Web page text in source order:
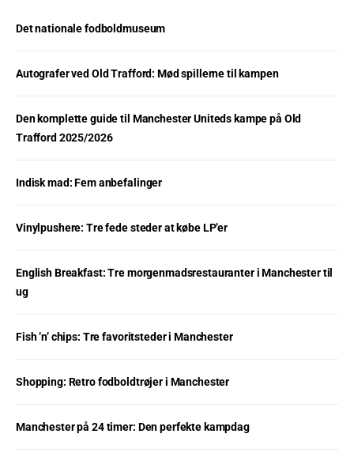
Det nationale fodboldmuseum
Autografer ved Old Trafford: Mød spillerne til kampen
Den komplette guide til Manchester Uniteds kampe på Old
Trafford 2025/2026
Indisk mad: Fem anbefalinger
Vinylpushere: Tre fede steder at købe LP’er
English Breakfast: Tre morgenmadsrestauranter i Manchester til
ug
Fish ’n’ chips: Tre favoritsteder i Manchester
Shopping: Retro fodboldtrøjer i Manchester
Manchester på 24 timer: Den perfekte kampdag